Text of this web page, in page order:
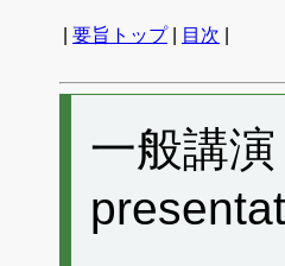
要旨トップ| 目次
一般講